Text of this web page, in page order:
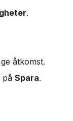
.
åtkomst.
på Spara.